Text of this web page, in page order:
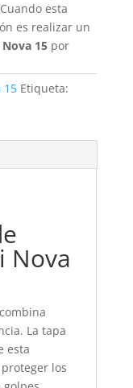
esta
es realizar un
15por
15 Etiqueta:
Nova
La tapa
esta
los